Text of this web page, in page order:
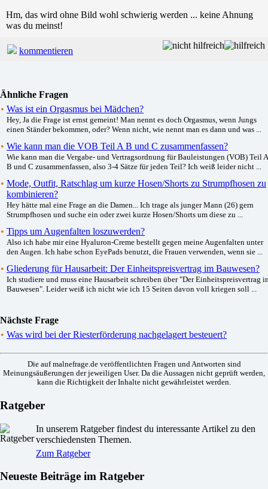
Hm, das wird ohne Bild wohl schwierig werden ... keine Ahnung
was du meinst!
kommentieren
Ähnliche Fragen
• Was ist ein Orgasmus bei Mädchen?
Hey, Ja die Frage ist ernst gemeint! Man nennt es doch Orgasmus, wenn Jungs
einen Ständer bekommen, oder? Wenn nicht, wie nennt man es dann und was ...
• Wie kann man die VOB Teil A B und C zusammenfassen?
Wie kann man die Vergabe- und Vertragsordnung für Bauleistungen (VOB) Teil A
B und C zusammenfassen, also 3-4 Sätze für jeden Teil? Ich weiß leider nicht ...
• Mode, Outfit, Ratschlag um kurze Hosen/Shorts zu Strumpfhosen zu
kombinieren?
Hey hätte mal eine Frage an die Damen... Ich trage als junger Mann (26) gern
Strumpfhosen und suche ein oder zwei kurze Hosen/Shorts um diese zu ...
• Tipps um Augenfalten loszuwerden?
Also ich habe mir eine Hyaluron-Creme bestellt gegen meine Augenfalten unter
den Augen. Ich habe schon EyePads benutzt, die Frauen verwenden, wenn sie ...
• Gliederung für Hausarbeit: Der Einheitspreisvertrag im Bauwesen?
Ich studiere und muss eine Hausarbeit schreiben über "Der Einheitspreisvertrag
Bauwesen". Leider weiß ich nicht wie ich 15 Seiten davon voll kriegen soll ...
Nächste Frage
• Was wird bei der Riesterförderung nachgelagert besteuert?
Die auf malnefrage.de veröffentlichten Fragen und Antworten sind
Meinungsäußerungen der jeweiligen User. Da die Aussagen nicht geprüft werden,
kann die Richtigkeit der Inhalte nicht gewährleistet werden.
Ratgeber
In unserem Ratgeber findest du interessante Artikel zu den
verschiedensten Themen.
Zum Ratgeber
Neueste Beiträge im Ratgeber